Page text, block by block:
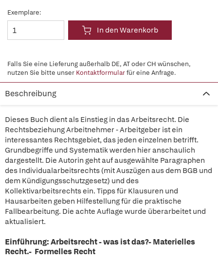
Exemplare:
In den Warenkorb
Falls Sie eine Lieferung außerhalb DE, AT oder CH wünschen,
nutzen Sie bitte unser Kontaktformularfür eine Anfrage.
Beschreibung
Dieses Buch dient als Einstieg in das Arbeitsrecht. Die
Rechtsbeziehung Arbeitnehmer - Arbeitgeber ist ein
interessantes Rechtsgebiet, das jeden einzelnen betrifft.
Grundbegriffe und Systematik werden hier anschaulich
dargestellt. Die Autorin geht auf ausgewählte Paragraphen
des Individualarbeitsrechts (mit Auszügen aus dem BGB und
dem Kündigungsschutzgesetz) und des
Kollektivarbeitsrechts ein. Tipps für Klausuren und
Hausarbeiten geben Hilfestellung für die praktische
Fallbearbeitung. Die achte Auflage wurde überarbeitet und
aktualisiert.
Einführung: Arbeitsrecht - was ist das?- Materielles
Recht.- Formelles Recht